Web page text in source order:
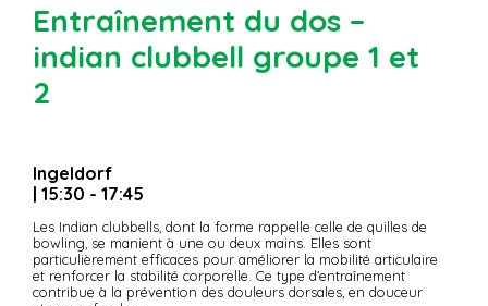
Entraînement du dos –
indian clubbell groupe 1 et
2
Ingeldorf
| 15:30 - 17:45
Les Indian clubbells, dont la forme rappelle celle de quilles de
bowling, se manient à une ou deux mains. Elles sont
particulièrement efficaces pour améliorer la mobilité articulaire
et renforcer la stabilité corporelle. Ce type d’entraînement
contribue à la prévention des douleurs dorsales, en douceur